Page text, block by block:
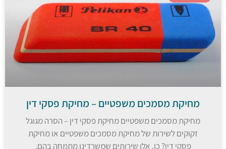
מחיקת מסמכים משפטיים – מחיקת פסקי דין
מחיקת מסמכים משפטיים מחיקת פסקי דין – הסרה מגוגל
זקוקים לשירות של מחיקת מסמכים משפטיים או מחיקת
פסקי דין? כן, אלו שירותים שמשרדינו מתמחה בהם.